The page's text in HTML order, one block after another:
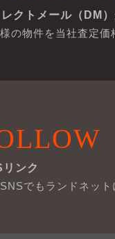
レクトメール（DM
の物件を当社査定価
ンク
でもランドネット